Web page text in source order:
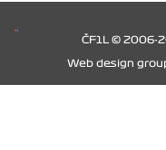
ČF1L © 2006-
Web design